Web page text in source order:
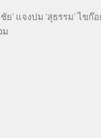
ชัย’ แจงปม ‘สุธรรม’ ไข
ม